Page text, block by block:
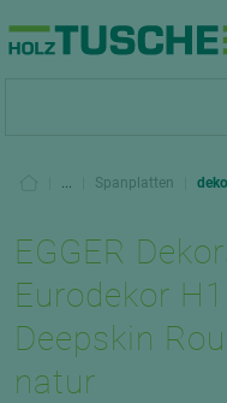
... Spanplatten
EGGER
Eurodekor
Deepskin
natur